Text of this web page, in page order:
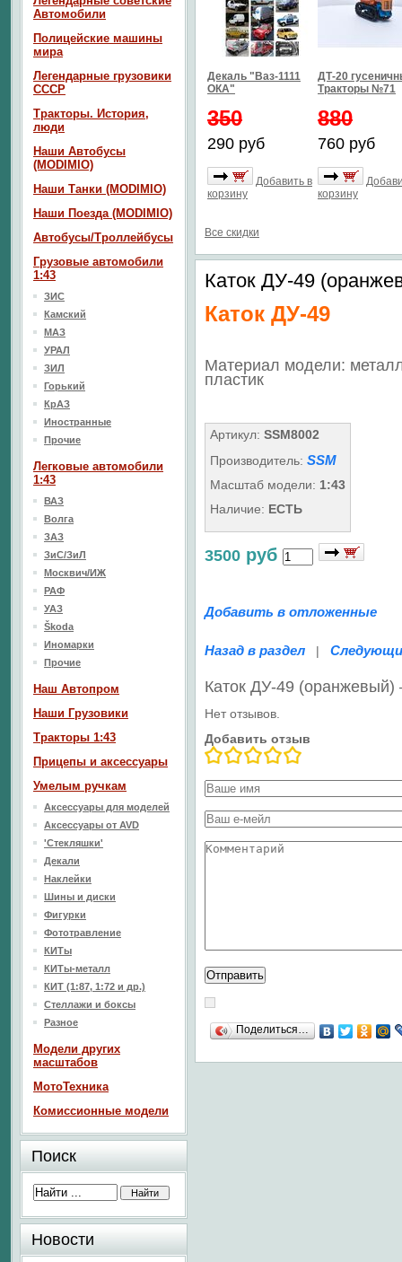
Декаль "Ваз-1111
ОКА"
350
290 руб
Добавить в
корзину
ДТ-20
Тракторы №71
880
760 руб
корзину
Все скидки
Каток ДУ-49
Каток ДУ-49
Материал модели:
пластик
Артикул: SSM8002
Производитель: SSM
Масштаб модели: 1:43
Наличие: ЕСТЬ
3500 руб
Добавить в отложенные
Назад в раздел |
Каток ДУ-49
Нет отзывов.
Добавить отзыв
Поделиться…
Автомобили
Полицейские машины
мира
Легендарные грузовики
СССР
Тракторы. История,
люди
Наши Автобусы
(MODIMIO)
Наши Танки (MODIMIO)
Наши Поезда (MODIMIO)
Автобусы/Троллейбусы
Грузовые автомобили
1:43
ЗИС
Камский
МАЗ
УРАЛ
ЗИЛ
Горький
КрАЗ
Иностранные
Прочие
Легковые автомобили
1:43
ВАЗ
Волга
ЗАЗ
ЗиС/ЗиЛ
Москвич/ИЖ
РАФ
УАЗ
Škoda
Иномарки
Прочие
Наш Aвтопром
Наши Грузовики
Тракторы 1:43
Прицепы и аксессуары
Умелым ручкам
Аксессуары для моделей
Аксессуары от AVD
'Стекляшки'
Декали
Наклейки
Шины и диски
Фигурки
Фототравление
КИТы
КИТы-металл
КИТ (1:87, 1:72 и др.)
Стеллажи и боксы
Разное
Модели других
масштабов
МотоТехника
Комиссионные модели
Поиск
Новости